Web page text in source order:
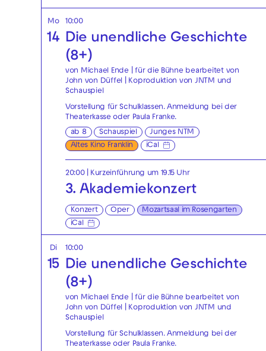
Mo
14
10:00
Die unendliche Geschichte
(8+)
von Michael Ende | für die Bühne bearbeitet von
John von Düffel | Koproduktion von JNTM und
Schauspiel
Vorstellung für Schulklassen. Anmeldung bei der
Theaterkasseoder Paula Franke.
ab 8 Schauspiel
Junges NTM
Altes Kino Franklin
iCal
20:00 | Kurzeinführung um 19.15 Uhr
3. Akademiekonzert
Konzert Oper
Mozartsaal im Rosengarten
iCal
Di
15
10:00
Die unendliche Geschichte
(8+)
von Michael Ende | für die Bühne bearbeitet von
John von Düffel | Koproduktion von JNTM und
Schauspiel
Vorstellung für Schulklassen. Anmeldung bei der
Theaterkasseoder Paula Franke.